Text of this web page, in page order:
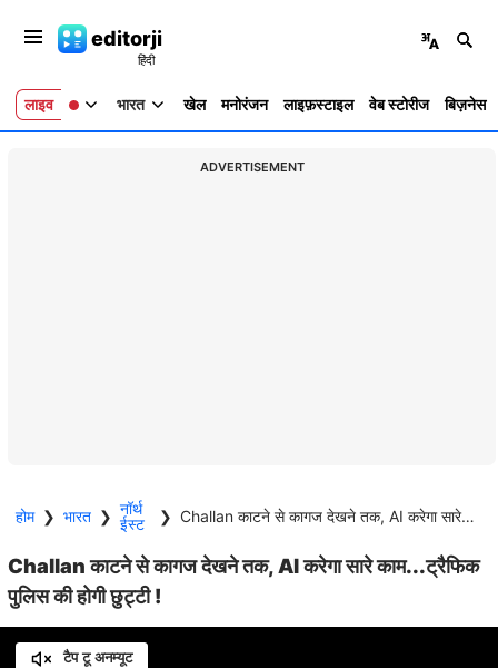
editorji
लाइव भारत खेल मनोरंजन लाइफ़स्टाइल वेब स्टोरीज बिज़नेस
ADVERTISEMENT
होम ❯ भारत ❯ नॉर्थ
ईस्ट
❯ Challan काटने से कागज देखने तक, AI करेगा सारे काम...ट्रैफिक पुलिस की होगी छुट्टी !
Challan काटने से कागज देखने तक, AI करेगा सारे काम...ट्रैफिक
पुलिस की होगी छुट्टी !
टैप टू अनम्यूट